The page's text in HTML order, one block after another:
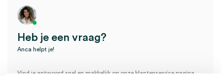
Heb je een vraag?
Anca helpt je!
Vind je antwoord snel en makkelijk op onze klantenservice pagina.